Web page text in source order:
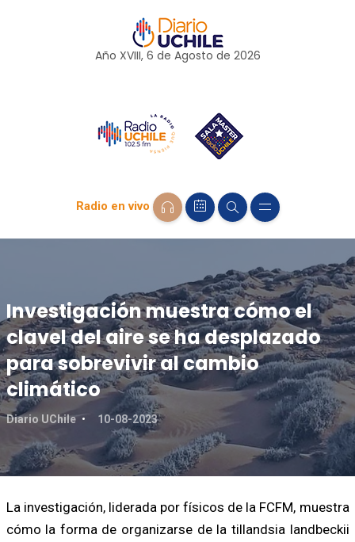
Año XVIII, 6 de Agosto de 2026
Radio en vivo
Investigación muestra cómo el
clavel del aire se ha desplazado
para sobrevivir al cambio
climático
Diario UChile 10-08-2023
La investigación, liderada por físicos de la FCFM, muestra
cómo la forma de organizarse de la tillandsia landbeckii